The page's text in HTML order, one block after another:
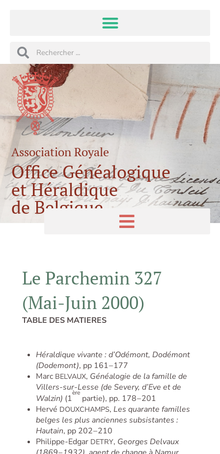
RechercherRechercher
Association Royale
Office Généalogique
et Héraldique
de Belgique
Le Parchemin 327
(Mai-Juin 2000)
TABLE DES MATIERES
Héraldique vivante : d’Odémont, Dodémont
(Dodemont), pp 161 – 177
Marc BELVAUX, Généalogie de la famille de
Villers-sur-Lesse (de Severy, d’Eve et de
Walzin) (1
ère
partie), pp. 178 – 201
Hervé DOUXCHAMPS, Les quarante familles
belges les plus anciennes subsistantes :
Hautain, pp 202 – 210
Philippe-Edgar DETRY, Georges Delvaux